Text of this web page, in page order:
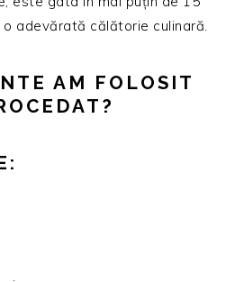
adevărată călătorie culinară.
AM FOLOSIT